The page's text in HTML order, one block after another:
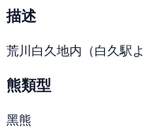
描述
荒川白久地内（白久駅
熊類型
黑熊